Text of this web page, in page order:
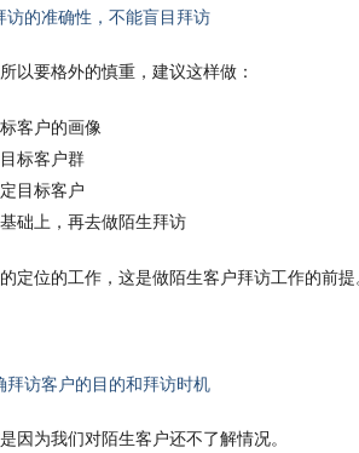
的准确性，不能盲目拜访
以要格外的慎重，建议这样做：
客户的画像
标客户群
目标客户
础上，再去做陌生拜访
位的工作，这是做陌生客户拜访工作的前提
访客户的目的和拜访时机
因为我们对陌生客户还不了解情况。